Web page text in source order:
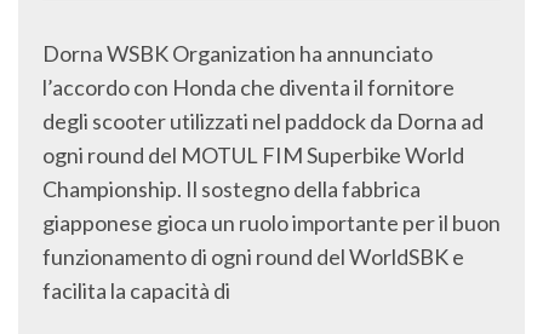
Dorna WSBK Organization ha annunciato
l’accordo con Honda che diventa il fornitore
degli scooter utilizzati nel paddock da Dorna ad
ogni round del MOTUL FIM Superbike World
Championship. Il sostegno della fabbrica
giapponese gioca un ruolo importante per il buon
funzionamento di ogni round del WorldSBK e
facilita la capacità di